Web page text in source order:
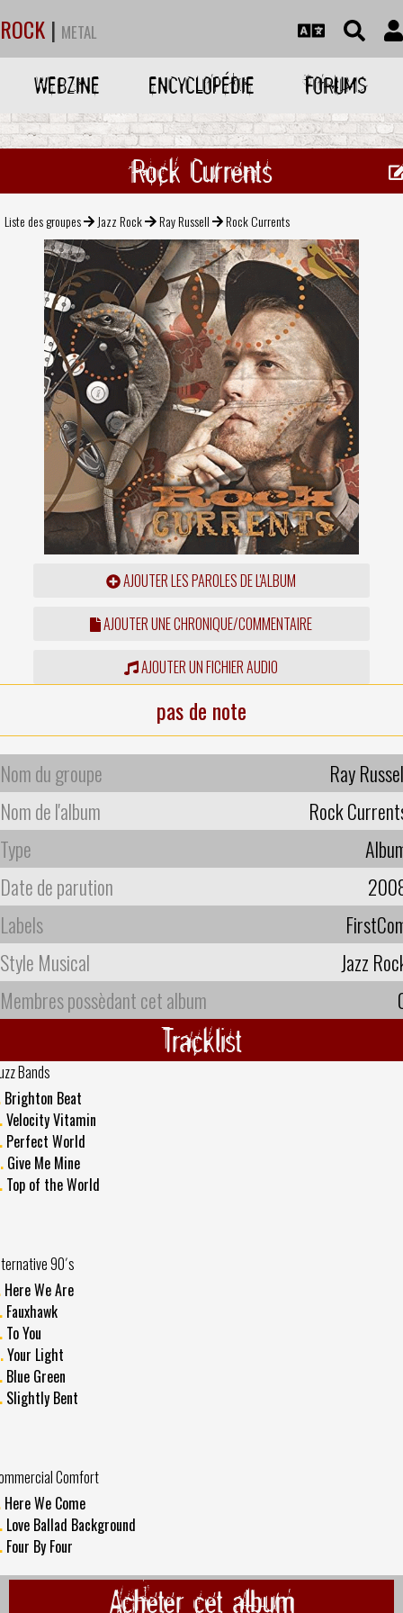
ROCK | METAL
WEBZINE ENCYCLOPÉDIE FORUMS
Rock Currents
Liste des groupes Jazz Rock Ray Russell Rock Currents
AJOUTER LES PAROLES DE L'ALBUM
AJOUTER UNE CHRONIQUE/COMMENTAIRE
AJOUTER UN FICHIER AUDIO
pas de note
Nom du groupe
Ray
Nom de l'album
Rock
Type
Date de parution
Labels
Style Musical
Jazz
Membres possèdant cet album
Tracklist
Bands
Brighton Beat
Velocity Vitamin
Perfect World
Give Me Mine
Top of the World
90´s
Here We Are
Fauxhawk
To You
Your Light
Blue Green
Slightly Bent
Comfort
Here We Come
Love Ballad Background
Four By Four
Acheter cet album